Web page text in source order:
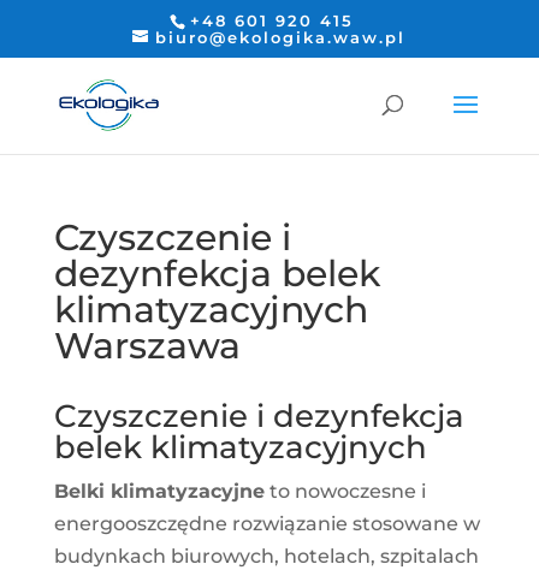
+48 601 920 415
biuro@ekologika.waw.pl
Czyszczenie i
dezynfekcja belek
klimatyzacyjnych
Warszawa
Czyszczenie i dezynfekcja
belek klimatyzacyjnych
Belki klimatyzacyjneto nowoczesne i
energooszczędne rozwiązanie stosowane w
budynkach biurowych, hotelach, szpitalach